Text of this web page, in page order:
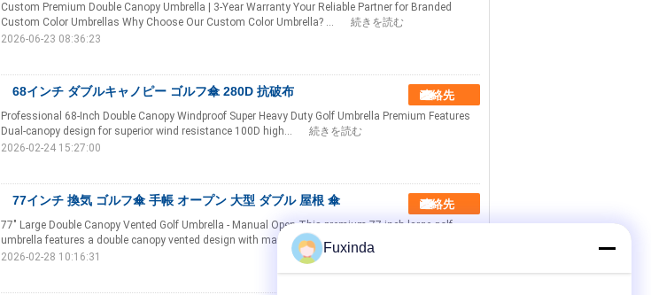
Custom Premium Double Canopy Umbrella | 3-Year Warranty Your Reliable Partner for Branded
Custom Color Umbrellas Why Choose Our Custom Color Umbrella? ...
続きを読む
2026-06-23 08:36:23
68インチ ダブルキャノピー ゴルフ傘 280D 抗破布 連絡先
Professional 68-Inch Double Canopy Windproof Super Heavy Duty Golf Umbrella Premium Features
Dual-canopy design for superior wind resistance 100D high...
続きを読む
2026-02-24 15:27:00
77インチ 換気 ゴルフ傘 手帳 オープン 大型 ダブル 屋根 傘 連絡先
77" Large Double Canopy Vented Golf Umbrella - Manual Open This premium 77-inch large golf
umbrella features a double canopy vented design with manual ...
続きを読む
2026-02-28 10:16:31
Fuxinda